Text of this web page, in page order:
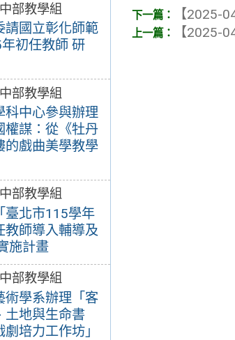
部教學組
請國立彰化師範
初任教師 研
部教學組
科中心參與辦理
權謀：從《牡丹
的戲曲美學教學
部教學組
臺北市115學年
教師導入輔導及
施計畫
部教學組
術學系辦理「客
土地與生命書
培力工作坊」
【2025-
【2025-